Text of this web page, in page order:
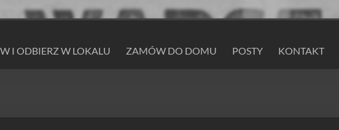
I ODBIERZ W LOKALU ZAMÓW DO DOMU POSTY KONTAKT